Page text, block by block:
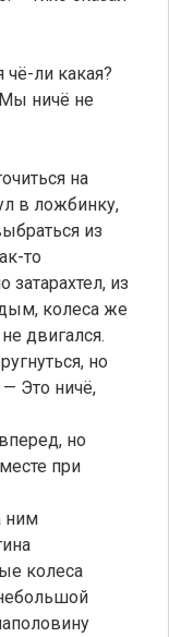
ли какая?
ничё не
на
в ложбинку,
из
то
затарахтел, из
колеса же
двигался.
но
Это ничё,
но
при
ним
колеса